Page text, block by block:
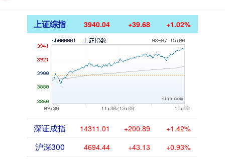
上证综指 3940.04 +39.68 +1.02%
深证成指 14311.01 +200.89 +1.42%
沪深300 4694.44 +43.13 +0.93%